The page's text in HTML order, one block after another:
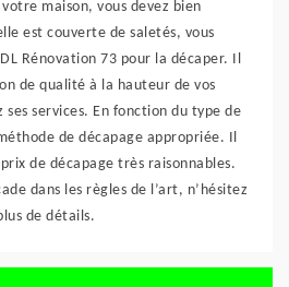
maison, vous devez bien
est couverte de saletés, vous
Rénovation 73 pour la décaper. Il
de qualité à la hauteur de vos
services. En fonction du type de
de décapage appropriée. Il
de décapage très raisonnables.
dans les règles de l’art, n’hésitez
de détails.